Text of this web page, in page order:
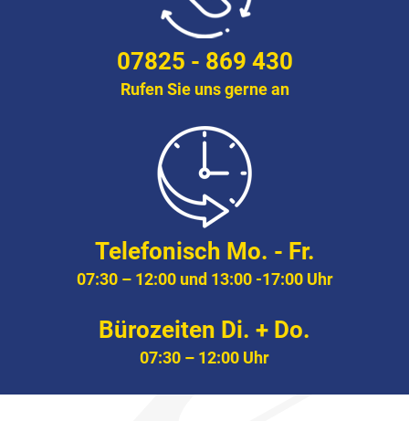
07825 - 869 430
Rufen Sie uns gerne an
Telefonisch Mo. - Fr.
07:30 – 12:00 und 13:00 -17:00 Uhr
Bürozeiten Di. + Do.
07:30 – 12:00 Uhr